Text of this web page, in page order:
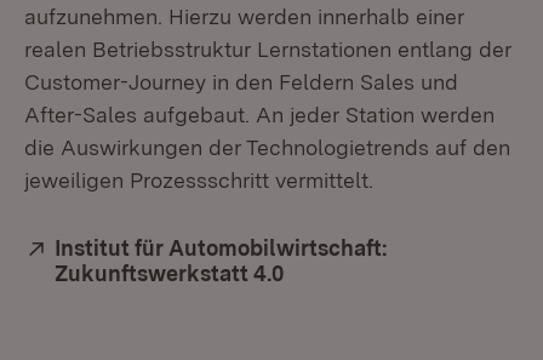
aufzunehmen. Hierzu werden innerhalb einer
realen Betriebsstruktur Lernstationen entlang der
Customer-Journey in den Feldern Sales und
After-Sales aufgebaut. An jeder Station werden
die Auswirkungen der Technologietrends auf den
jeweiligen Prozessschritt vermittelt.
Extern:
Institut für Automobilwirtschaft:
Zukunftswerkstatt 4.0